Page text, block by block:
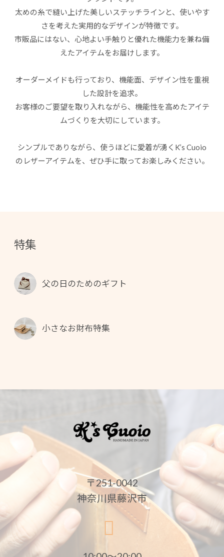
太めの糸で縫い上げた美しいステッチラインと、使いやす
さを考えた実用的なデザインが特徴です。
市販品にはない、心地よい手触りと優れた機能力を兼ね備
えたアイテムをお届けします。
オーダーメイドも行っており、機能面、デザイン性を重視
した設計を追求。
お客様のご要望を取り入れながら、機能性を高めたアイテ
ムづくりを大切にしています。
シンプルでありながら、使うほどに愛着が湧く K’s Cuoio
のレザーアイテムを、ぜひ手に取ってお楽しみください。
特集
父の日のためのギフト
小さなお財布特集
〒251-0042
神奈川県藤沢市